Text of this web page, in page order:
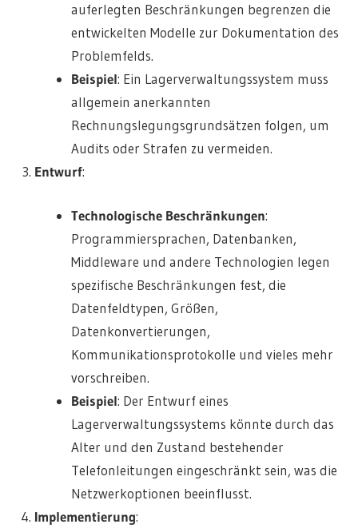
auferlegten Beschränkungen begrenzen die
entwickelten Modelle zur Dokumentation des
Problemfelds.
Beispiel: Ein Lagerverwaltungssystem muss
allgemein anerkannten
Rechnungslegungsgrundsätzen folgen, um
Audits oder Strafen zu vermeiden.
Entwurf:
Technologische Beschränkungen:
Programmiersprachen, Datenbanken,
Middleware und andere Technologien legen
spezifische Beschränkungen fest, die
Datenfeldtypen, Größen,
Datenkonvertierungen,
Kommunikationsprotokolle und vieles mehr
vorschreiben.
Beispiel: Der Entwurf eines
Lagerverwaltungssystems könnte durch das
Alter und den Zustand bestehender
Telefonleitungen eingeschränkt sein, was die
Netzwerkoptionen beeinflusst.
Implementierung: